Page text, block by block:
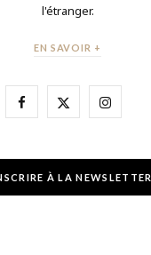
l'étranger.
EN SAVOIR +
F
e
X
w
I
t
À LA NEWSLETTER